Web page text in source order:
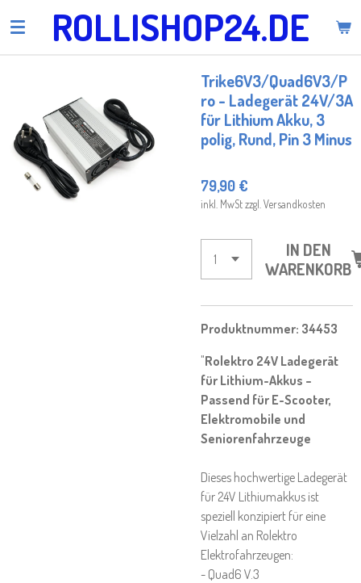
HauptinhaltROLLISHOP24.DE
Trike6V3/Quad6V3/P
ro - Ladegerät 24V/3A
für Lithium Akku, 3
polig, Rund, Pin 3 Minus
79,90 €
inkl. MwSt zzgl. Versandkosten
IN DEN
WARENKORB
Produktnummer: 34453
"Rolektro 24V Ladegerät
für Lithium-Akkus –
Passend für E-Scooter,
Elektromobile und
Seniorenfahrzeuge
Dieses hochwertige Ladegerät
für 24V Lithiumakkus ist
speziell konzipiert für eine
Vielzahl an Rolektro
Elektrofahrzeugen:
- Quad6 V.3